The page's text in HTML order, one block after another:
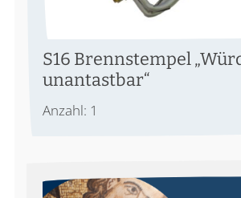
S16 Brennstempel
unantastbar“
Anzahl: 1